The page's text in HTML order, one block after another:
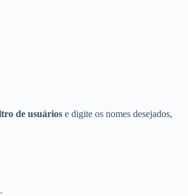
de usuários e digite os nomes desejados,